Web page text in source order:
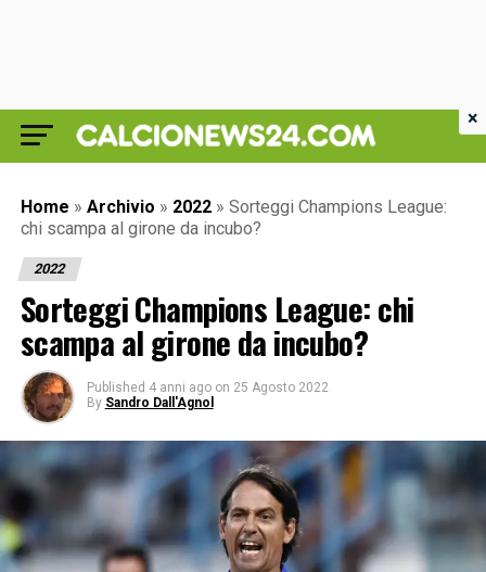
Home » Archivio » 2022 » Sorteggi Champions League:
chi scampa al girone da incubo?
2022
Sorteggi Champions League: chi
scampa al girone da incubo?
Published 4 anni ago on 25 Agosto 2022
By Sandro Dall'Agnol
×